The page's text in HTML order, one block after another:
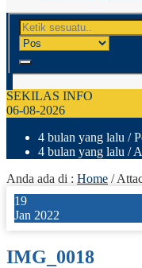
SEKILAS INFO
06-08-2026
4 bulan yang lalu /
4 bulan yang lalu /
Anda ada di : Home /
19
Jan 2022
IMG_0018